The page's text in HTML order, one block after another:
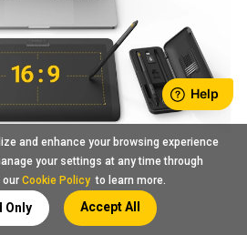
and enhance your browsing experience
your settings at any time through
our Cookie Policy to learn more.
Only Accept All